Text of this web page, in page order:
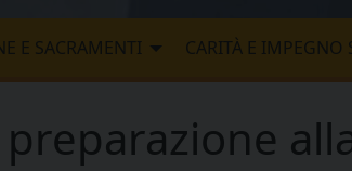
E SACRAMENTI CARITÀ E IMPEGNO